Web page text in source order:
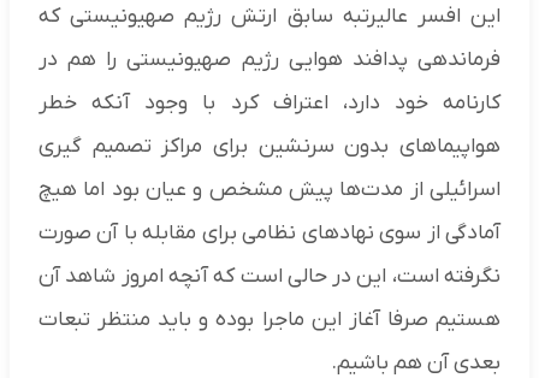
این افسر عالیرتبه سابق ارتش رژیم صهیونیستی که
فرماندهی پدافند هوایی رژیم صهیونیستی را هم در
کارنامه خود دارد، اعتراف کرد با وجود آنکه خطر
هواپیماهای بدون سرنشین برای مراکز تصمیم گیری
اسرائیلی از مدت‌ها پیش مشخص و عیان بود اما هیچ
آمادگی از سوی نهادهای نظامی برای مقابله با آن صورت
نگرفته است، این در حالی است که آنچه امروز شاهد آن
هستیم صرفا آغاز این ماجرا بوده و باید منتظر تبعات
بعدی آن هم باشیم.